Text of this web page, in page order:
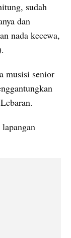
sudah
dan
nada kecewa,
musisi senior